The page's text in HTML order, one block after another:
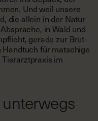
Und weil unsere
die allein in der Natur
in Wald und
gerade zur Brut-
Handtuch für matschige
im